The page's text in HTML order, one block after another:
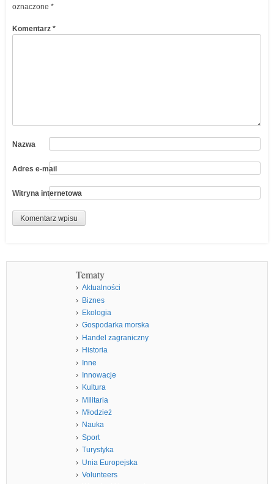
oznaczone *
Komentarz *
Nazwa
Adres e-mail
Witryna internetowa
Tematy
Aktualności
Biznes
Ekologia
Gospodarka morska
Handel zagraniczny
Historia
Inne
Innowacje
Kultura
MIlitaria
Młodzież
Nauka
Sport
Turystyka
Unia Europejska
Volunteers